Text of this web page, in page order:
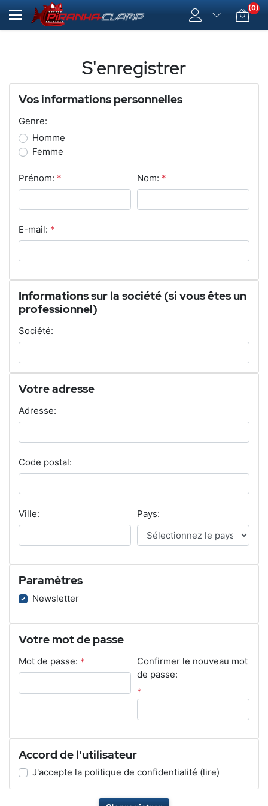
(0)
S'enregistrer
Vos informations personnelles
Genre:
Homme
Femme
Prénom: * Nom: *
E-mail: *
Informations sur la société (si vous êtes un
professionnel)
Société:
Votre adresse
Adresse:
Code postal:
Ville: Pays:
Paramètres
Newsletter
Votre mot de passe
Mot de passe: *
Confirmer le nouveau mot
de passe:
*
Accord de l'utilisateur
J'accepte la politique de confidentialité (lire)